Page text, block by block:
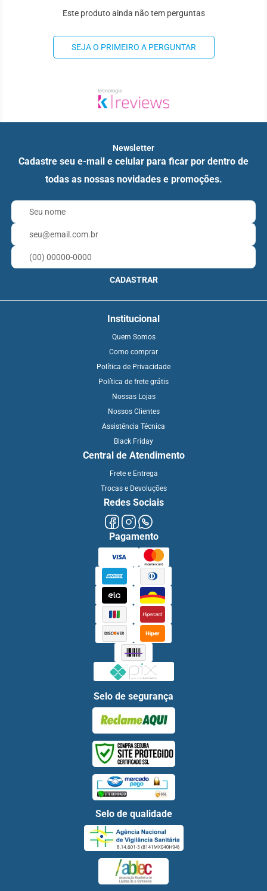
Este produto ainda não tem perguntas
SEJA O PRIMEIRO A PERGUNTAR
Newsletter
Cadastre seu e-mail e celular para ficar por dentro de
todas as nossas novidades e promoções.
CADASTRAR
Institucional
Quem Somos
Como comprar
Política de Privacidade
Política de frete grátis
Nossas Lojas
Nossos Clientes
Assistência Técnica
Black Friday
Central de Atendimento
Frete e Entrega
Trocas e Devoluções
Redes Sociais
Pagamento
Selo de segurança
Selo de qualidade